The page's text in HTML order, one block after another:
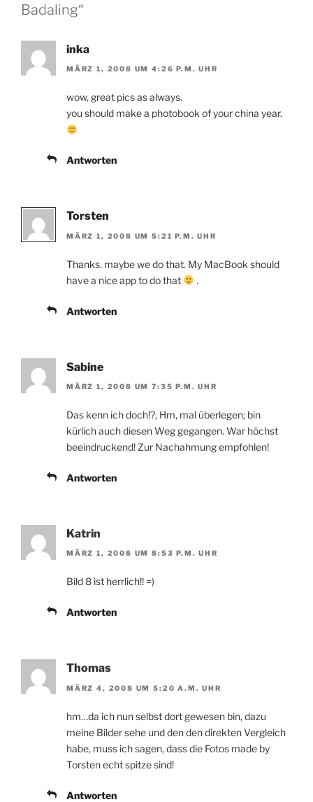
Badaling“
inka
MÄRZ 1, 2008 UM 4:26 P.M. UHR
wow, great pics as always.
you should make a photobook of your china year.
Antworten
Torsten
MÄRZ 1, 2008 UM 5:21 P.M. UHR
Thanks. maybe we do that. My MacBook should
have a nice app to do that
.
Antworten
Sabine
MÄRZ 1, 2008 UM 7:35 P.M. UHR
Das kenn ich doch!?, Hm, mal überlegen; bin
kürlich auch diesen Weg gegangen. War höchst
beeindruckend! Zur Nachahmung empfohlen!
Antworten
Katrin
MÄRZ 1, 2008 UM 8:53 P.M. UHR
Bild 8 ist herrlich!! =)
Antworten
Thomas
MÄRZ 4, 2008 UM 5:20 A.M. UHR
hm…da ich nun selbst dort gewesen bin, dazu
meine Bilder sehe und den den direkten Vergleich
habe, muss ich sagen, dass die Fotos made by
Torsten echt spitze sind!
Antworten